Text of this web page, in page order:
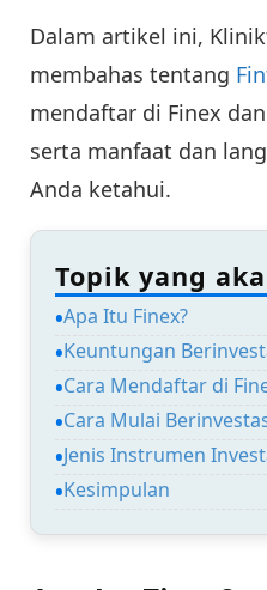
Dalam artikel ini,
membahas tentang
mendaftar di Finex
serta manfaat dan
Anda ketahui.
Topik yang
Apa Itu Finex?
Keuntungan
Cara Mendaftar di
Cara Mulai
Jenis Instrumen
Kesimpulan